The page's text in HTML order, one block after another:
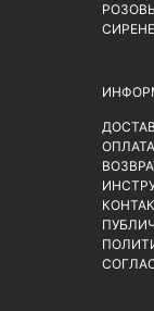
ОПЛАТА